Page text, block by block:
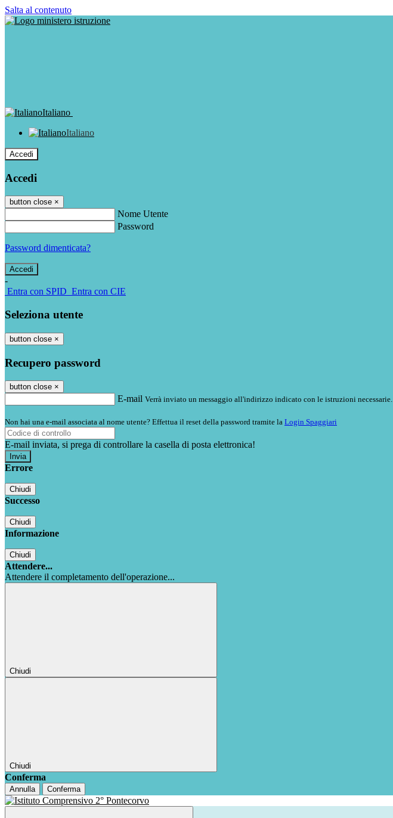
Salta al contenuto
Italiano
Italiano
Accedi
Accedi
button close ×
Nome Utente
Password
Password dimenticata?
-
Entra con SPID Entra con CIE
Seleziona utente
button close ×
Recupero password
button close ×
E-mail Verrà inviato un messaggio all'indirizzo indicato con le istruzioni necessarie.
Non hai una e-mail associata al nome utente? Effettua il reset della password tramite la Login Spaggiari
E-mail inviata, si prega di controllare la casella di posta elettronica!
Errore
Chiudi
Successo
Chiudi
Informazione
Chiudi
Attendere...
Attendere il completamento dell'operazione...
Chiudi
Chiudi
Conferma
Annulla Conferma